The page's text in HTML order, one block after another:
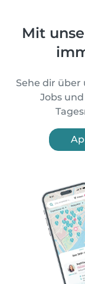
Mit
Sehe dir über
Jobs